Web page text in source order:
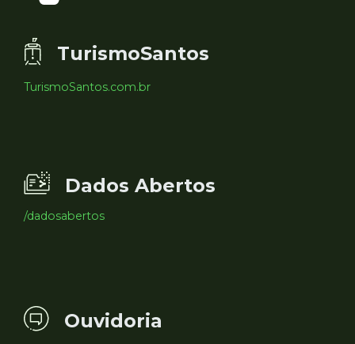
TurismoSantos
TurismoSantos.com.br
Dados Abertos
/dadosabertos
Ouvidoria